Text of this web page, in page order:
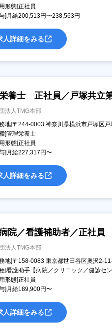
形態]正社員
]月給200,513円〜238,563円
人詳細をみる
養士 正社員／戸塚共立
法人TMG本部
地]〒244-0003 神奈川県横浜市戸塚区戸
]管理栄養士
形態]正社員
]月給227,317円〜
人詳細をみる
院／看護補助者／正社員
法人TMG本部
地]〒158-0083 東京都世田谷区奥沢2-
]看護助手【病院／クリニック／健診セン
形態]正社員
]月給189,900円〜
人詳細をみる